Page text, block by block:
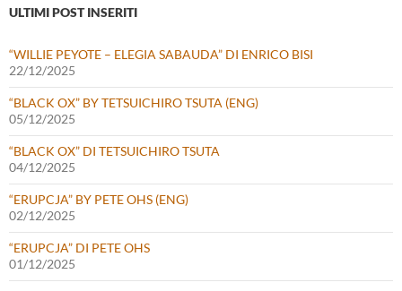
ULTIMI POST INSERITI
“WILLIE PEYOTE – ELEGIA SABAUDA” DI ENRICO BISI
22/12/2025
“BLACK OX” BY TETSUICHIRO TSUTA (ENG)
05/12/2025
“BLACK OX” DI TETSUICHIRO TSUTA
04/12/2025
“ERUPCJA” BY PETE OHS (ENG)
02/12/2025
“ERUPCJA” DI PETE OHS
01/12/2025